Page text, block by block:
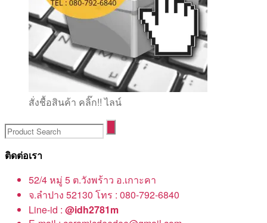
สั่งชื้อสินค้า คลิ๊ก!! ไลน์
ติดต่อเรา
52/4 หมู่ 5 ต.วังพร้าว อ.เกาะคา
จ.ลำปาง 52130 โทร : 080-792-6840
Line-id : @idh2781m